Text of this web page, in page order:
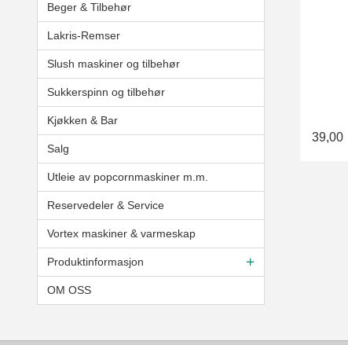
Beger & Tilbehør
Lakris-Remser
Slush maskiner og tilbehør
Sukkerspinn og tilbehør
Kjøkken & Bar
Salg
Utleie av popcornmaskiner m.m.
Reservedeler & Service
Vortex maskiner & varmeskap
Produktinformasjon
OM OSS
39,00